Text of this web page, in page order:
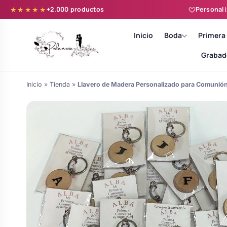
★★★★★+2.000 productos
Inicio Boda
novia y zapatillas
personalizadas
de boda
Árboles de Huellas para Primera
Comunión
Batas de comunión personalizadas
para niña
Inicio » Tienda » Llavero de Madera Personalizado para Comunión